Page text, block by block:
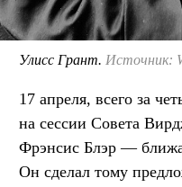
Улисс Грант. Источник:
17 апреля, всего за
на сессии Совета
Фрэнсис Блэр —
Он сделал тому